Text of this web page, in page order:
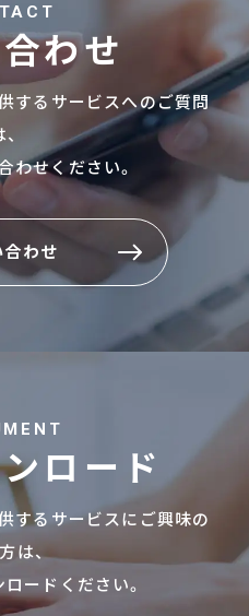
わせ
するサービスへのご質問
わせください。
わせ
合わせ
ロード
するサービスにご興味の
は、
ードください。